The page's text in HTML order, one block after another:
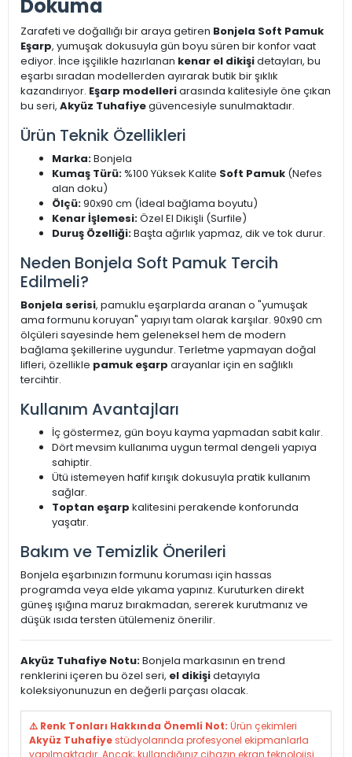
Dokuma
Zarafeti ve doğallığı bir araya getiren Bonjela Soft Pamuk
Eşarp, yumuşak dokusuyla gün boyu süren bir konfor vaat
ediyor. İnce işçilikle hazırlanan kenar el dikişidetayları, bu
eşarbı sıradan modellerden ayırarak butik bir şıklık
kazandırıyor. Eşarp modelleriarasında kalitesiyle öne çıkan
bu seri, Akyüz Tuhafiyegüvencesiyle sunulmaktadır.
Ürün Teknik Özellikleri
Marka:Bonjela
Kumaş Türü: %100 Yüksek Kalite Soft Pamuk (Nefes
alan doku)
Ölçü:90x90 cm (İdeal bağlama boyutu)
Kenar İşlemesi:Özel El Dikişli (Surfile)
Duruş Özelliği:Başta ağırlık yapmaz, dik ve tok durur.
Neden Bonjela Soft Pamuk Tercih
Edilmeli?
Bonjela serisi, pamuklu eşarplarda aranan o "yumuşak
ama formunu koruyan" yapıyı tam olarak karşılar. 90x90 cm
ölçüleri sayesinde hem geleneksel hem de modern
bağlama şekillerine uygundur. Terletme yapmayan doğal
lifleri, özellikle pamuk eşarp arayanlar için en sağlıklı
tercihtir.
Kullanım Avantajları
İç göstermez, gün boyu kayma yapmadan sabit kalır.
Dört mevsim kullanıma uygun termal dengeli yapıya
sahiptir.
Ütü istemeyen hafif kırışık dokusuyla pratik kullanım
sağlar.
Toptan eşarp kalitesini perakende konforunda
yaşatır.
Bakım ve Temizlik Önerileri
Bonjela eşarbınızın formunu koruması için hassas
programda veya elde yıkama yapınız. Kuruturken direkt
güneş ışığına maruz bırakmadan, sererek kurutmanız ve
düşük ısıda tersten ütülemeniz önerilir.
Akyüz Tuhafiye Notu:Bonjela markasının en trend
renklerini içeren bu özel seri, el dikişidetayıyla
koleksiyonunuzun en değerli parçası olacak.
⚠️ Renk Tonları Hakkında Önemli Not: Ürün çekimleri
Akyüz Tuhafiyestüdyolarında profesyonel ekipmanlarla
yapılmaktadır. Ancak; kullandığınız cihazın ekran teknolojisi